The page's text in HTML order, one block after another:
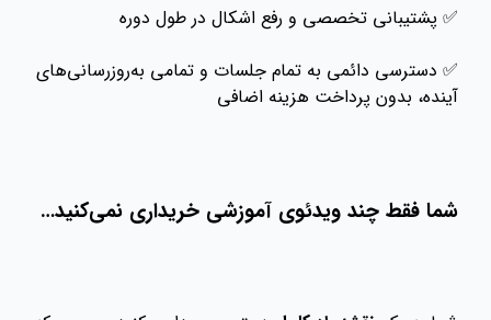
✅ پشتیبانی تخصصی و رفع اشکال در طول دوره
✅ دسترسی دائمی به تمام جلسات و تمامی به‌روزرسانی‌های
آینده، بدون پرداخت هزینه اضافی
شما فقط چند ویدئوی آموزشی خریداری نمی‌کنید…